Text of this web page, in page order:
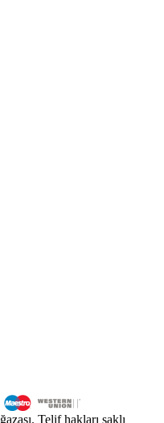
Telif hakları saklı